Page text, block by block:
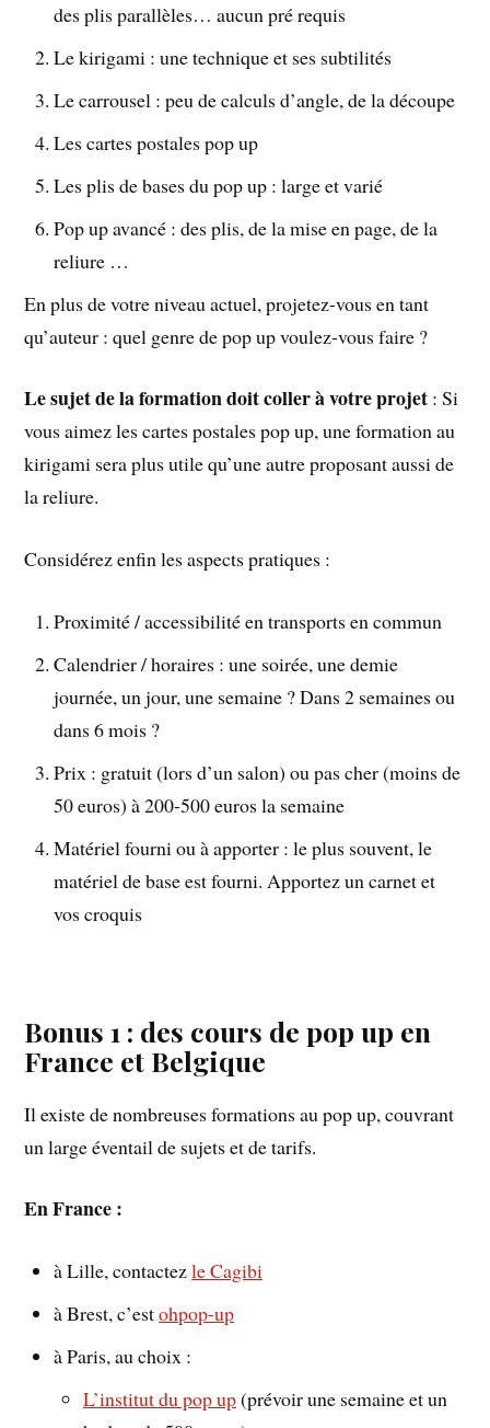
des plis parallèles… aucun pré requis
Le kirigami : une technique et ses subtilités
Le carrousel : peu de calculs d’angle, de la découpe
Les cartes postales pop up
Les plis de bases du pop up : large et varié
Pop up avancé : des plis, de la mise en page, de la
reliure …
En plus de votre niveau actuel, projetez-vous en tant
qu’auteur : quel genre de pop up voulez-vous faire ?
Le sujet de la formation doit coller à votre projet : Si
vous aimez les cartes postales pop up, une formation au
kirigami sera plus utile qu’une autre proposant aussi de
la reliure.
Considérez enfin les aspects pratiques :
Proximité / accessibilité en transports en commun
Calendrier / horaires : une soirée, une demie
journée, un jour, une semaine ? Dans 2 semaines ou
dans 6 mois ?
Prix : gratuit (lors d’un salon) ou pas cher (moins de
50 euros) à 200-500 euros la semaine
Matériel fourni ou à apporter : le plus souvent, le
matériel de base est fourni. Apportez un carnet et
vos croquis
Bonus 1 : des cours de pop up en
France et Belgique
Il existe de nombreuses formations au pop up, couvrant
un large éventail de sujets et de tarifs.
En France :
à Lille, contactezle Cagibi
à Brest, c’estohpop-up
à Paris, au choix :
L’institut du pop up(prévoir une semaine et un